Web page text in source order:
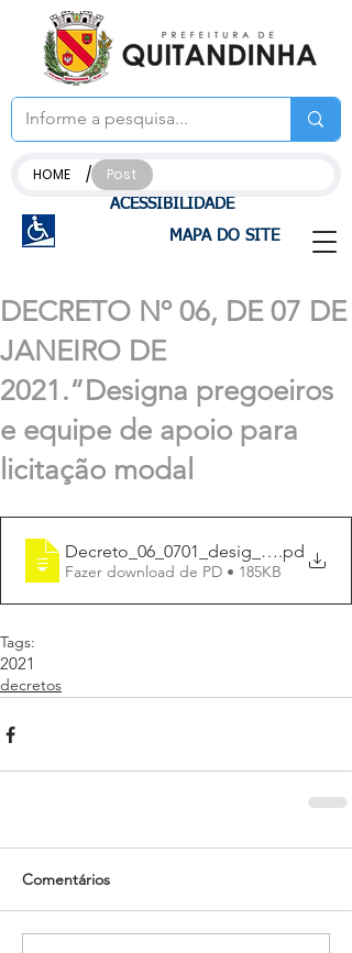
ACESSIBILIDADE
MAPA DO SITE
HOME / Post
DECRETO Nº 06, DE 07 DE
JANEIRO DE
2021.“Designa pregoeiros
e equipe de apoio para
licitação modal
Decreto_06_0701_desig_pregoeiros-
.pd
Fazer download de PD • 185KB
Tags:
2021
decretos
Comentários